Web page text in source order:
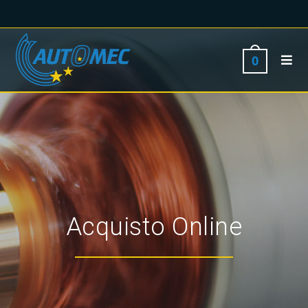
0
Acquisto Online